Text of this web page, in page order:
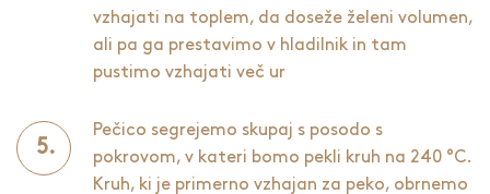
vzhajati na toplem, da doseže želeni volumen,
ali pa ga prestavimo v hladilnik in tam
pustimo vzhajati več ur
Pečico segrejemo skupaj s posodo s
pokrovom, v kateri bomo pekli kruh na 240 °C.
Kruh, ki je primerno vzhajan za peko, obrnemo